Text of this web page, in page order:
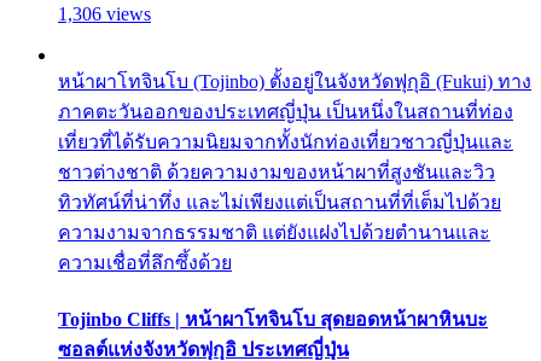
1,306 views
หน้าผาโทจินโบ (Tojinbo) ตั้งอยู่ในจังหวัดฟุกุอิ (Fukui) ทาง
ภาคตะวันออกของประเทศญี่ปุ่น เป็นหนึ่งในสถานที่ท่อง
เที่ยวที่ได้รับความนิยมจากทั้งนักท่องเที่ยวชาวญี่ปุ่นและ
ชาวต่างชาติ ด้วยความงามของหน้าผาที่สูงชันและวิว
ทิวทัศน์ที่น่าทึ่ง และไม่เพียงแต่เป็นสถานที่ที่เต็มไปด้วย
ความงามจากธรรมชาติ แต่ยังแฝงไปด้วยตำนานและ
ความเชื่อที่ลึกซึ้งด้วย
Tojinbo Cliffs | หน้าผาโทจินโบ สุดยอดหน้าผาหินบะ
ซอลต์แห่งจังหวัดฟุกุอิ ประเทศญี่ปุ่น